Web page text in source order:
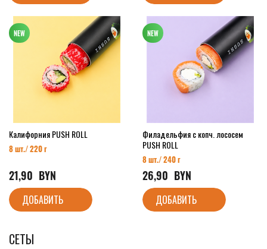
Калифорния PUSH ROLL
8 шт./ 220 г
21,90
  BYN
ДОБАВИТЬ
Филадельфия с копч. лососем
PUSH ROLL
8 шт./ 240 г
26,90
  BYN
ДОБАВИТЬ
СЕТЫ